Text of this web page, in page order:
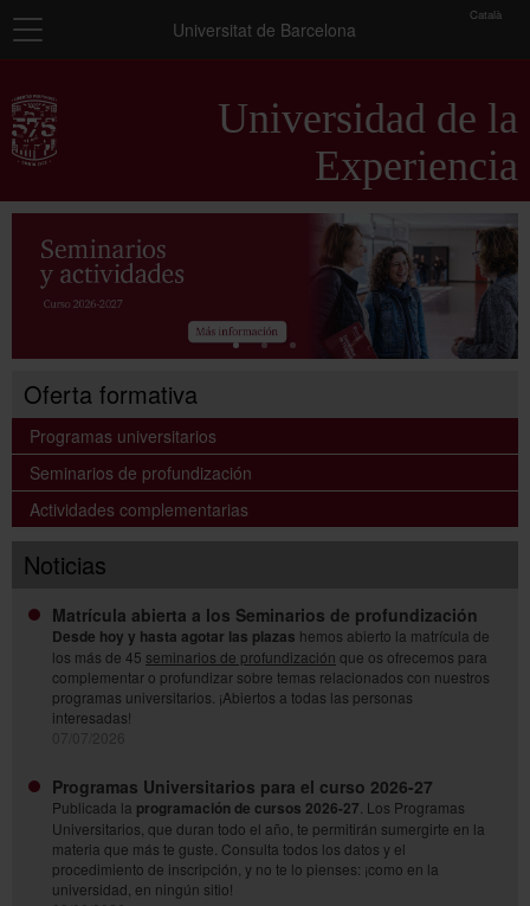
Navegación Universitat de Barcelona
toolbar
Català
Universidad de la
Experiencia
Información general
Programas universitarios
Actividades complementarias
Oferta formativa
Programas universitarios
Seminarios de profundización
Actividades complementarias
Noticias
Matrícula abierta a los Seminarios de profundización
Desde hoy y hasta agotar las plazas hemos abierto la matrícula de
los más de 45 seminarios de profundización que os ofrecemos para
complementar o profundizar sobre temas relacionados con nuestros
programas universitarios. ¡Abiertos a todas las personas
interesadas!
Programas Universitarios para el curso 2026-27
Publicada la programación de cursos 2026-27 . Los Programas
Universitarios, que duran todo el año, te permitirán sumergirte en la
materia que más te guste. Consulta todos los datos y el
procedimiento de inscripción, y no te lo pienses: ¡como en la
universidad, en ningún sitio!